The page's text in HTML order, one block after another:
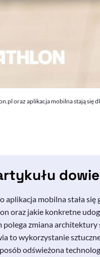
oraz aplikacja mobilna stają
aplikacja mobilna stała
oraz jakie konkretne
polega zmiana
to wykorzystanie
odświeżona